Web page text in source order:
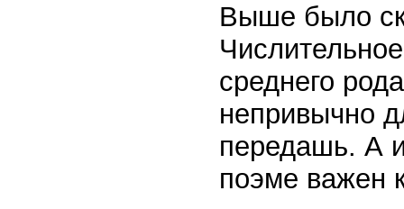
Выше было
среднего
непривычно
передашь. А
поэме важен